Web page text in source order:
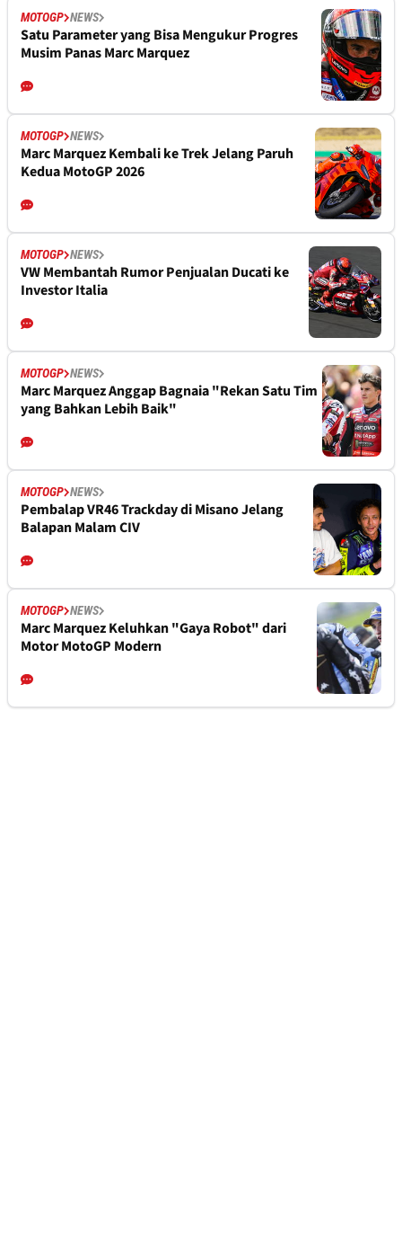
MOTOGP NEWS
Satu Parameter yang Bisa Mengukur Progres
Musim Panas Marc Marquez
MOTOGP NEWS
Marc Marquez Kembali ke Trek Jelang Paruh
Kedua MotoGP 2026
MOTOGP NEWS
VW Membantah Rumor Penjualan Ducati ke
Investor Italia
MOTOGP NEWS
Marc Marquez Anggap Bagnaia "Rekan Satu Tim
yang Bahkan Lebih Baik"
MOTOGP NEWS
Pembalap VR46 Trackday di Misano Jelang
Balapan Malam CIV
MOTOGP NEWS
Marc Marquez Keluhkan "Gaya Robot" dari
Motor MotoGP Modern